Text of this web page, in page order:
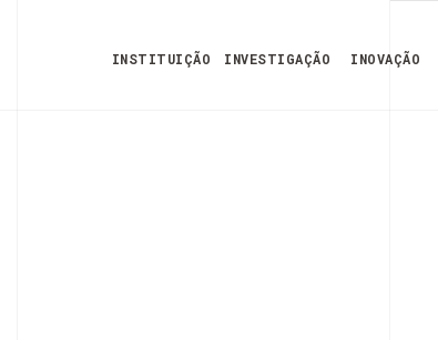
INSTITUIÇÃO INVESTIGAÇÃO INOVAÇÃO